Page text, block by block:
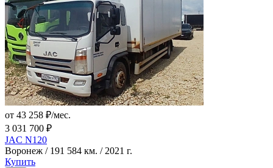
от 43 258 ₽/мес.
3 031 700 ₽
JAC N120
Воронеж / 191 584 км. / 2021 г.
Купить